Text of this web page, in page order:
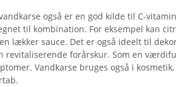
også er en god kilde til C-
til kombination. For eksempel kan
lækker sauce. Det er også ideelt til
revitaliserende forårskur. Som en
Vandkarse bruges også i